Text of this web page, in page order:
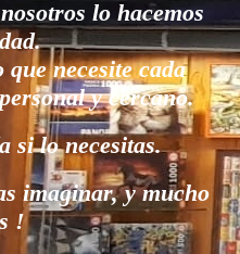
lo hacemos
que necesite cada
y cercano.
si lo necesitas.
imaginar, y mucho
!